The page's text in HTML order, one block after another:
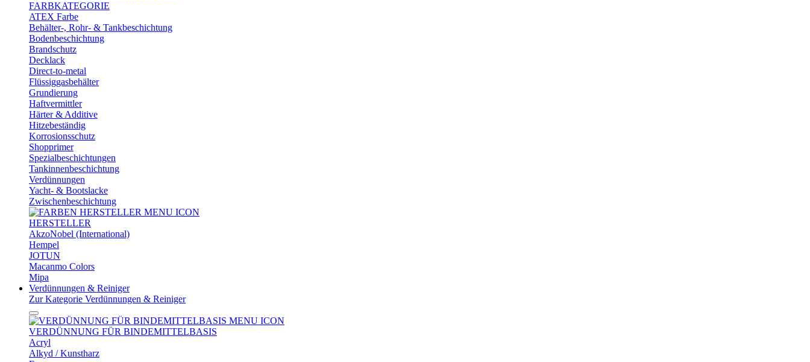
FARBKATEGORIE
ATEX Farbe
Behälter-, Rohr- & Tankbeschichtung
Bodenbeschichtung
Brandschutz
Decklack
Direct-to-metal
Flüssiggasbehälter
Grundierung
Haftvermittler
Härter & Additive
Hitzebeständig
Korrosionsschutz
Shopprimer
Spezialbeschichtungen
Tankinnenbeschichtung
Verdünnungen
Yacht- & Bootslacke
Zwischenbeschichtung
HERSTELLER
AkzoNobel (International)
Hempel
JOTUN
Macanmo Colors
Mipa
Verdünnungen & Reiniger
Zur Kategorie Verdünnungen & Reiniger
VERDÜNNUNG FÜR BINDEMITTELBASIS
Acryl
Alkyd / Kunstharz